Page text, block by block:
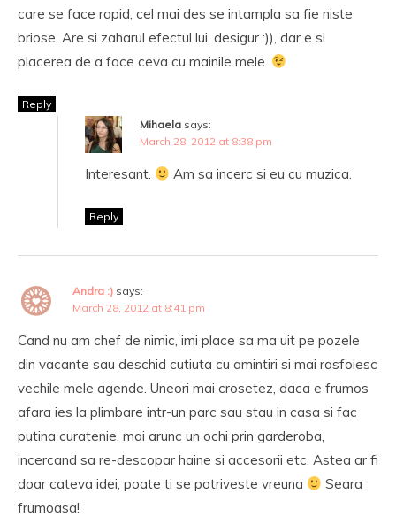
care se face rapid, cel mai des se intampla sa fie niste
briose. Are si zaharul efectul lui, desigur :)), dar e si
placerea de a face ceva cu mainile mele.
Reply
Mihaela says:
March 28, 2012 at 8:38 pm
Interesant. Am sa incerc si eu cu muzica.
Reply
Andra :) says:
March 28, 2012 at 8:41 pm
Cand nu am chef de nimic, imi place sa ma uit pe pozele
din vacante sau deschid cutiuta cu amintiri si mai rasfoiesc
vechile mele agende. Uneori mai crosetez, daca e frumos
afara ies la plimbare intr-un parc sau stau in casa si fac
putina curatenie, mai arunc un ochi prin garderoba,
incercand sa re-descopar haine si accesorii etc. Astea ar fi
doar cateva idei, poate ti se potriveste vreuna
Seara
frumoasa!